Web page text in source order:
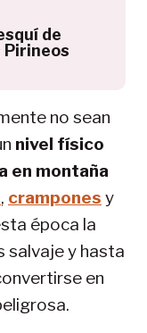
de
Pirineos
no sean
nivel físico
en montaña
, crampones y
época la
salvaje y hasta
en